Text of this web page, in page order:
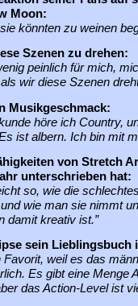
Moon:
könnten zu weinen
Szenen zu drehen:
peinlich für mich,
wir diese Szenen
Musikgeschmack:
höre ich Country,
ist albern. Ich bin mit
von Stretch
unterschrieben hat:
so, wie die
wie man sie nimmt
damit kreativ ist.”
sein Lieblingsbuch
Favorit, weil es das
Es gibt eine Menge
das Action-Level ist